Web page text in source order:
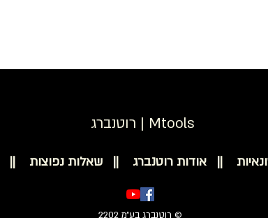
רוטנברג | Mtools
|| אודות רוטנברג || שאלות נפוצות ||
© רוטנברג בע״מ 2202